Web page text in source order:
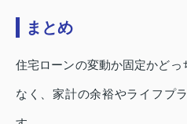
まとめ
住宅ローンの変動か固定かど
なく、家計の余裕やライフプ